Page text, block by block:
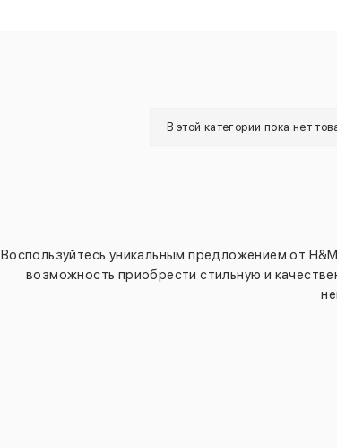
В этой категории пока нет
Воспользуйтесь уникальным предложением от
возможность приобрести стильную и